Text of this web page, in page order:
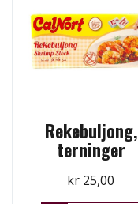
Rekebuljong,
terninger
kr 25,00